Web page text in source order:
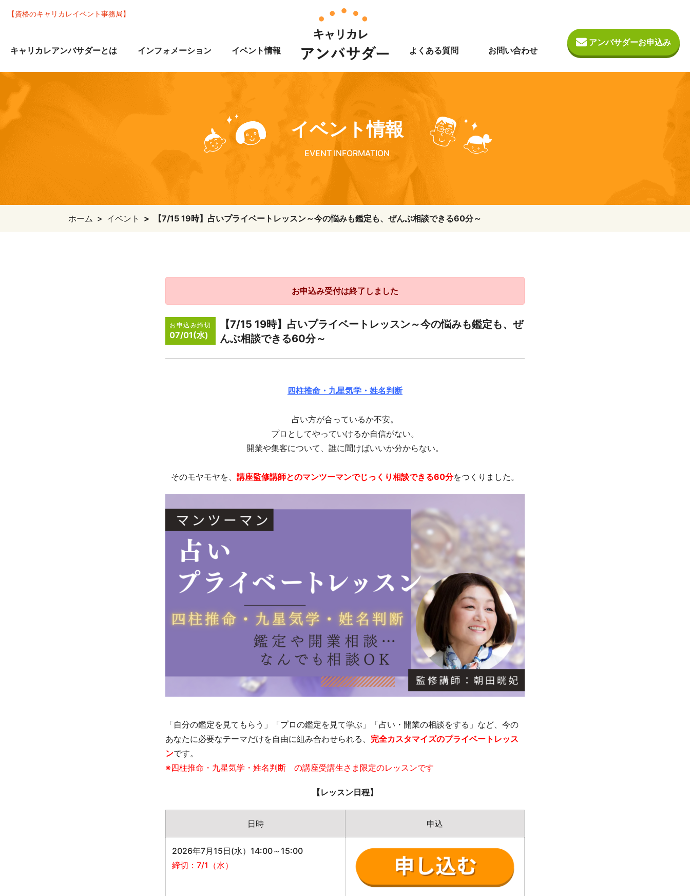
キャリカレアンバサダーとは インフォメーション イベント情報 よくある質問 お問い合わせ
アンバサダーお申込み
【資格のキャリカレイベント事務局】
イベント情報
EVENT INFORMATION
ホーム イベント 【7/15 19時】占いプライベートレッスン～今の悩みも鑑定も、ぜんぶ相談できる60分～
お申込み受付は終了しました
お申込み締切
07/01(水)
【7/15 19時】占いプライベートレッスン～今の悩みも鑑定も、ぜ
んぶ相談できる60分～
四柱推命・九星気学・姓名判断
占い方が合っているか不安。
プロとしてやっていけるか自信がない。
開業や集客について、誰に聞けばいいか分からない。
そのモヤモヤを、 講座監修講師とのマンツーマンでじっくり相談できる60分をつくりました。
「自分の鑑定を見てもらう」「プロの鑑定を見て学ぶ」「占い・開業の相談をする」など、今の
あなたに必要なテーマだけを自由に組み合わせられる、 完全カスタマイズのプライベートレッス
ンです。
※四柱推命・九星気学・姓名判断 の講座受講生さま限定のレッスンです
【レッスン日程】
日時 申込
2026年7月15日(水）14:00～15:00
締切：7/1（水）